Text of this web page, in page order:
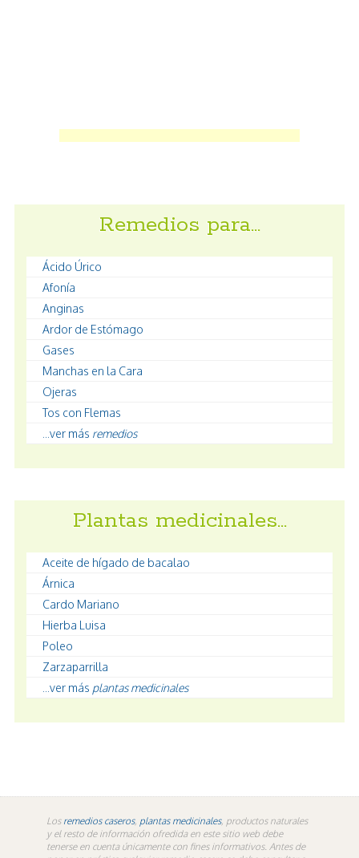
Remedios para…
Ácido Úrico
Afonía
Anginas
Ardor de Estómago
Gases
Manchas en la Cara
Ojeras
Tos con Flemas
...ver más remedios
Plantas medicinales…
Aceite de hígado de bacalao
Árnica
Cardo Mariano
Hierba Luisa
Poleo
Zarzaparrilla
...ver más plantas medicinales
Los remedios caseros, plantas medicinales, productos naturales
y el resto de información ofredida en este sitio web debe
tenerse en cuenta únicamente con fines informativos. Antes de